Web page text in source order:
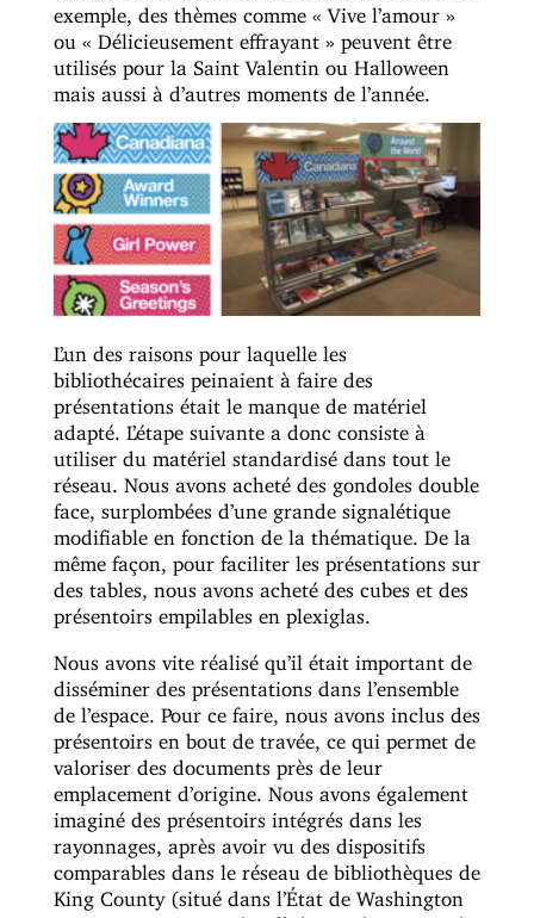
exemple, des thèmes comme « Vive l’amour »
ou « Délicieusement effrayant » peuvent être
utilisés pour la Saint Valentin ou Halloween
mais aussi à d’autres moments de l’année.
L’un des raisons pour laquelle les
bibliothécaires peinaient à faire des
présentations était le manque de matériel
adapté. L’étape suivante a donc consiste à
utiliser du matériel standardisé dans tout le
réseau. Nous avons acheté des gondoles double
face, surplombées d’une grande signalétique
modifiable en fonction de la thématique. De la
même façon, pour faciliter les présentations sur
des tables, nous avons acheté des cubes et des
présentoirs empilables en plexiglas.
Nous avons vite réalisé qu’il était important de
disséminer des présentations dans l’ensemble
de l’espace. Pour ce faire, nous avons inclus des
présentoirs en bout de travée, ce qui permet de
valoriser des documents près de leur
emplacement d’origine. Nous avons également
imaginé des présentoirs intégrés dans les
rayonnages, après avoir vu des dispositifs
comparables dans le réseau de bibliothèques de
King County (situé dans l’État de Washington